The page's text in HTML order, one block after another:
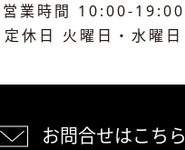
営業時間 10:00-19:00
定休日 火曜日・水曜日
お問合せはこちら